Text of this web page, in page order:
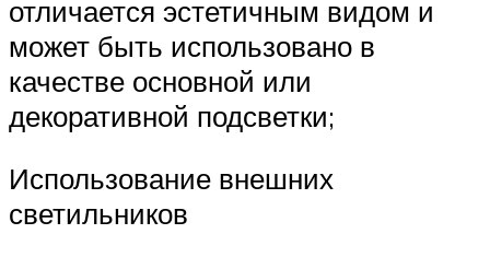
отличается эстетичным видом и
может быть использовано в
качестве основной или
декоративной подсветки;
Использование внешних
светильников